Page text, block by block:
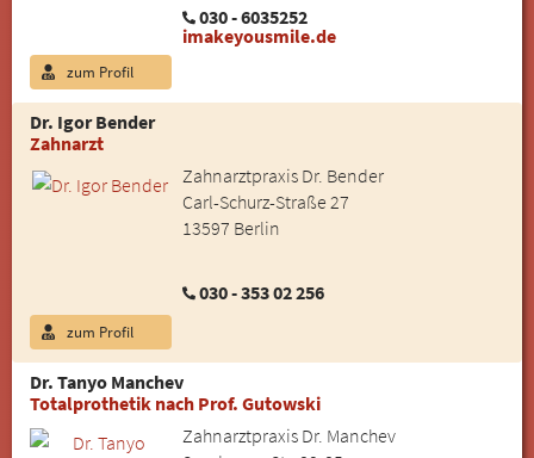
030 - 6035252
imakeyousmile.de
zum Profil
Dr. Igor Bender
Zahnarzt
Zahnarztpraxis Dr. Bender
Carl-Schurz-Straße 27
13597 Berlin
030 - 353 02 256
zum Profil
Dr. Tanyo Manchev
Totalprothetik nach Prof. Gutowski
Zahnarztpraxis Dr. Manchev